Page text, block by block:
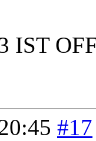
IST
#17